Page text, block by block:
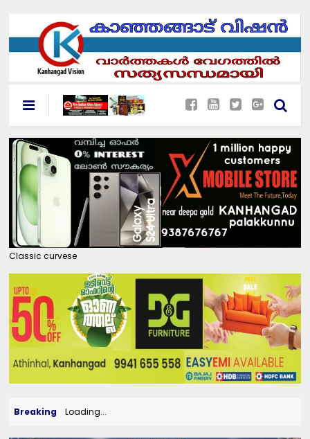
Classic curvese
Breaking Loading...